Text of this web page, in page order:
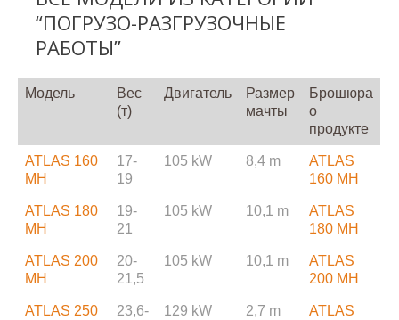
“ПОГРУЗО-РАЗГРУЗОЧНЫЕ
РАБОТЫ”
Модель
Вес
(т)
Двигатель
Размер
мачты
Брошюра
о
продукте
ATLAS 160
MH
17-
19
105 kW 8,4 m
ATLAS
160 MH
ATLAS 180
MH
19-
21
105 kW 10,1 m
ATLAS
180 MH
ATLAS 200
MH
20-
21,5
105 kW 10,1 m
ATLAS
200 MH
ATLAS 250
23,6-
129 kW 2,7 m
ATLAS